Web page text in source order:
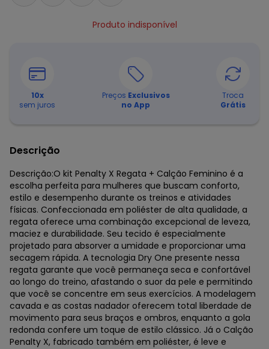
Produto indisponível
10x
sem juros
Preços Exclusivos
no App
Troca
Grátis
Descrição
Descrição:O kit Penalty X Regata + Calção Feminino é a
escolha perfeita para mulheres que buscam conforto,
estilo e desempenho durante os treinos e atividades
físicas. Confeccionada em poliéster de alta qualidade, a
regata oferece uma combinação excepcional de leveza,
maciez e durabilidade. Seu tecido é especialmente
projetado para absorver a umidade e proporcionar uma
secagem rápida. A tecnologia Dry One presente nessa
regata garante que você permaneça seca e confortável
ao longo do treino, afastando o suor da pele e permitindo
que você se concentre em seus exercícios. A modelagem
cavada e as costas nadador oferecem total liberdade de
movimento para seus braços e ombros, enquanto a gola
redonda confere um toque de estilo clássico. Já o Calção
Penalty X, fabricado também em poliéster, é leve e